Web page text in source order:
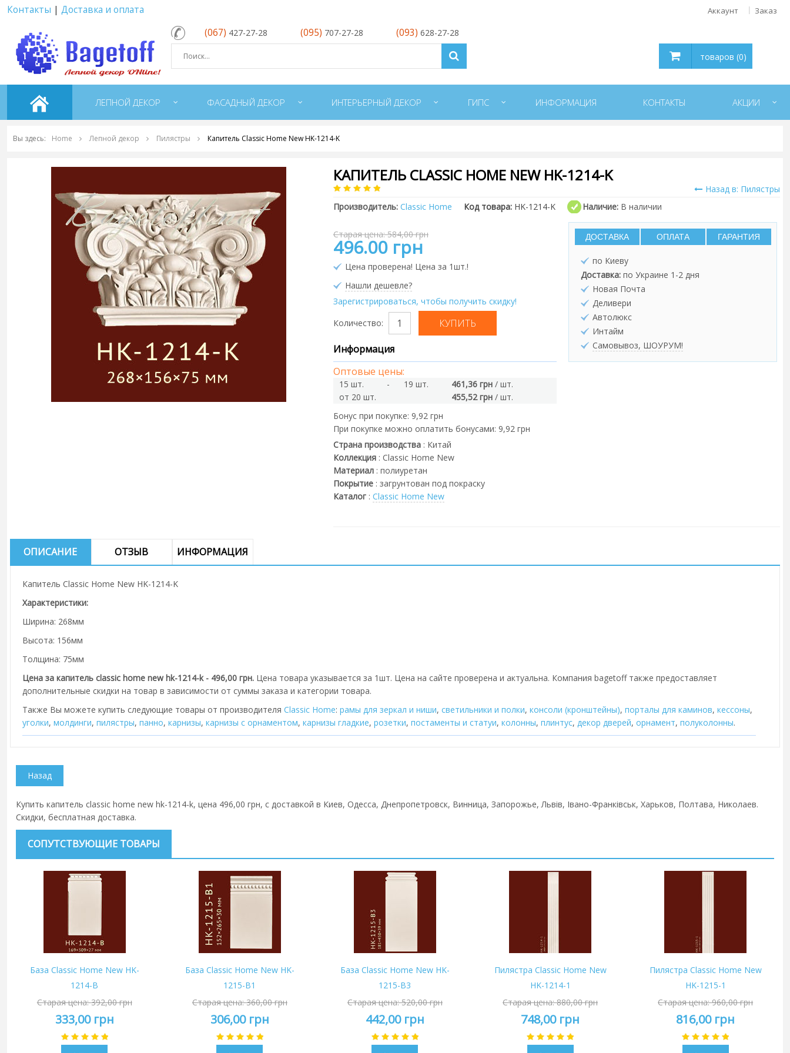
Контакты | Доставка и оплата Аккаунт Заказ
(067) 427-27-28 (095) 707-27-28 (093) 628-27-28
товаров (0)
ЛЕПНОЙ ДЕКОР ФАСАДНЫЙ ДЕКОР ИНТЕРЬЕРНЫЙ ДЕКОР ГИПС ИНФОРМАЦИЯ КОНТАКТЫ АКЦИИ
Вы здесь: Home Лепной декор Пилястры Капитель Classic Home New HK-1214-K
КАПИТЕЛЬ CLASSIC HOME NEW HK-1214-K
Назад в: Пилястры
Производитель: Classic Home Код товара: HK-1214-K Наличие: В наличии
Старая цена: 584,00 грн
496.00 грн
Цена проверена! Цена за 1шт.!
Нашли дешевле?
Зарегистрироваться, чтобы получить скидку!
Количество:
Информация
Оптовые цены:
15 шт. - 19 шт. 461,36 грн / шт.
от 20 шт.
455,52 грн / шт.
Бонус при покупке: 9,92 грн
При покупке можно оплатить бонусами: 9,92 грн
Страна производства: Китай
Коллекция: Classic Home New
Материал: полиуретан
Покрытие: загрунтован под покраску
Каталог: Classic Home New
ДОСТАВКА ОПЛАТА ГАРАНТИЯ
по Киеву
Доставка: по Украине 1-2 дня
Новая Почта
Деливери
Автолюкс
Интайм
Самовывоз, ШОУРУМ!
ОПИСАНИЕ ОТЗЫВ ИНФОРМАЦИЯ
Капитель Classic Home New HK-1214-K
Характеристики:
Ширина: 268мм
Высота: 156мм
Толщина: 75мм
Цена за капитель classic home new hk-1214-k - 496,00 грн. Цена товара указывается за 1шт. Цена на сайте проверена и актуальна. Компания bagetoff также предоставляет
дополнительные скидки на товар в зависимости от суммы заказа и категории товара.
Также Вы можете купить следующие товары от производителя Classic Home: рамы для зеркал и ниши, cветильники и полки, консоли (кронштейны), порталы для каминов, кессоны,
уголки, молдинги, пилястры, панно, карнизы, карнизы с орнаментом, карнизы гладкие, розетки, постаменты и статуи, колонны, плинтус, декор дверей, орнамент, полуколонны.
Купить капитель classic home new hk-1214-k, цена 496,00 грн, с доставкой в Киев, Одесса, Днепропетровск, Винница, Запорожье, Львів, Івано-Франківськ, Харьков, Полтава, Николаев.
Скидки, бесплатная доставка.
СОПУТСТВУЮЩИЕ ТОВАРЫ
База Classic Home New HK-
1214-B
Старая цена:392,00 грн
333,00 грн
База Classic Home New HK-
1215-B1
Старая цена:360,00 грн
306,00 грн
База Classic Home New HK-
1215-B3
Старая цена:520,00 грн
442,00 грн
Пилястра Classic Home New
HK-1214-1
Старая цена:880,00 грн
748,00 грн
Пилястра Classic Home New
HK-1215-1
Старая цена:960,00 грн
816,00 грн